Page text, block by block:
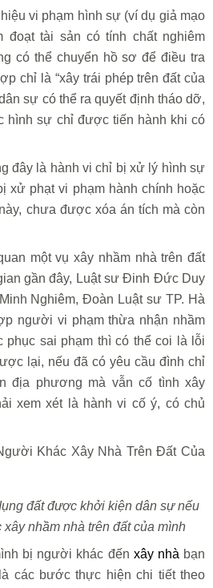
vi phạm hình sự (ví dụ giả mạo
đoạt tài sản có tính chất nghiêm
có thể chuyển hồ sơ để điều tra
chỉ là “xây trái phép trên đất của
sự có thể ra quyết định tháo dỡ,
hình sự chỉ được tiến hành khi có
đây là hành vi chỉ bị xử lý hình sự
xử phạt vi phạm hành chính hoặc
chưa được xóa án tích mà còn
một vụ xây nhầm nhà trên đất
gần đây, Luật sư Đinh Đức Duy
Nghiêm, Đoàn Luật sư TP. Hà
người vi phạm thừa nhận nhầm
phục sai phạm thì có thể coi là lỗi
lại, nếu đã có yêu cầu đình chỉ
địa phương mà vẫn cố tình xây
xem xét là hành vi cố ý, có chủ
Khác Xây Nhà Trên Đất Của
đất được khởi kiện dân sự nếu
nhầm nhà trên đất của mình
bị người khác đến xây nhà bạn
các bước thực hiện chi tiết theo